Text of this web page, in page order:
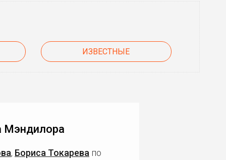
ИЗВЕСТНЫЕ
Мэндилора
, Бориса Токарева по